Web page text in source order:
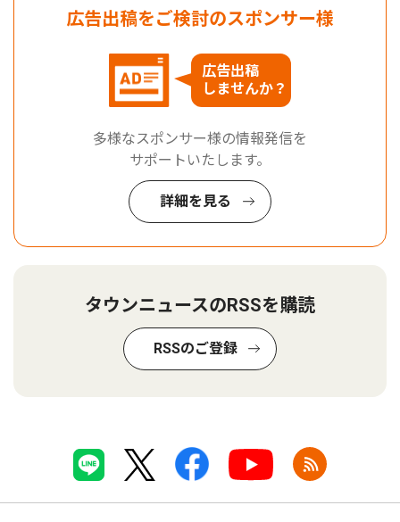
広告出稿をご検討のスポンサー様
広告出稿
しませんか？
多様なスポンサー様の情報発信を
サポートいたします。
詳細を見る
タウンニュースのRSSを購読
RSSのご登録